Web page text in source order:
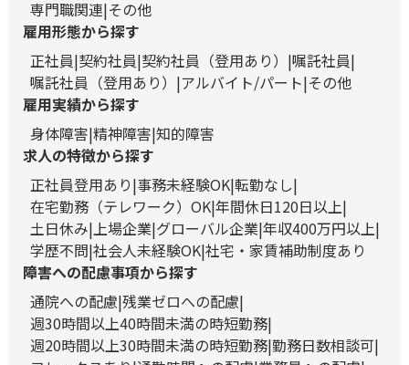
専門職関連 その他
雇用形態から探す
正社員 契約社員 契約社員（登用あり）
嘱託社員
嘱託社員（登用あり）
アルバイト/パート その他
雇用実績から探す
身体障害 精神障害 知的障害
求人の特徴から探す
正社員登用あり 事務未経験OK 転勤なし
在宅勤務（テレワーク）OK 年間休日120日以上
土日休み 上場企業 グローバル企業 年収400万円以上
学歴不問 社会人未経験OK 社宅・家賃補助制度あり
障害への配慮事項から探す
通院への配慮 残業ゼロへの配慮
週30時間以上40時間未満の時短勤務
週20時間以上30時間未満の時短勤務 勤務日数相談可